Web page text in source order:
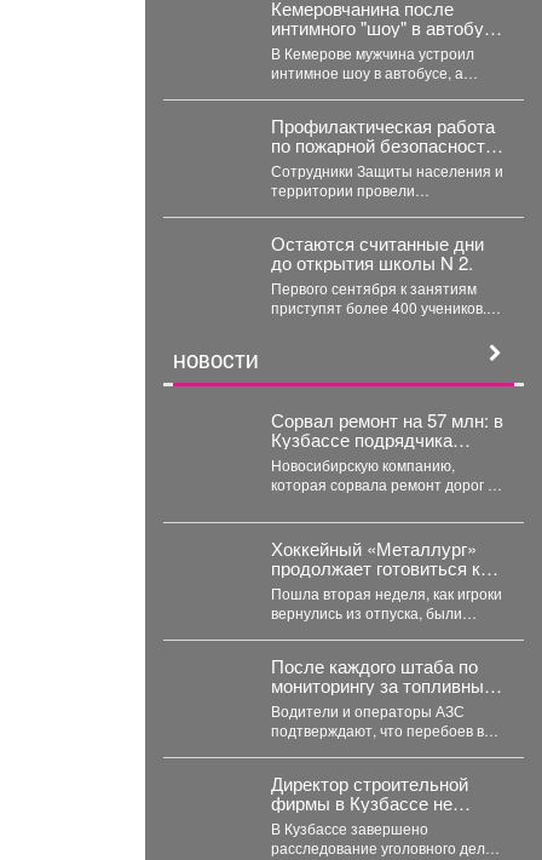
Основная...
Кемеровчанина после
интимного "шоу" в автобусе
нашли в фонтане
В Кемерове мужчина устроил
интимное шоу в автобусе, а
Профилактическая работа
по пожарной безопасности
охватила все районы
Новокузнецка
Сотрудники Защиты населения и
территории провели
внимание - противопожарному
состоянию...
Остаются считанные дни
до открытия школы N 2.
Первого сентября к занятиям
приступят более 400 учеников.
НОВОСТИ
Сорвал ремонт на 57 млн: в
Кузбассе подрядчика
внесли в "черный список"
Новосибирскую компанию,
которая сорвала ремонт дорог в
рублей, внесли в реестр...
Хоккейный «Металлург»
продолжает готовиться к
предстоящему сезону.
Пошла вторая неделя, как игроки
вернулись из отпуска, были
После каждого штаба по
мониторингу за топливным
рынком я на местах
проверяю, соответствует
ли озвученная информация
действительности.
Водители и операторы АЗС
подтверждают, что перебоев в
Директор строительной
фирмы в Кузбассе не
заплатил 21 сотруднику
деньги
В Кузбассе завершено
расследование уголовного дела в